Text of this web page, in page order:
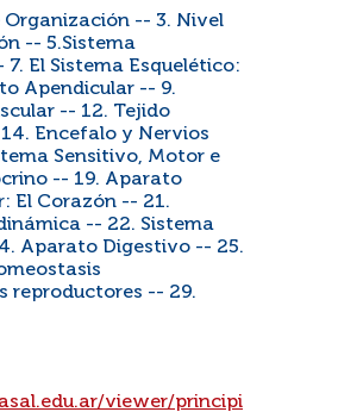
-- 3. Nivel
-- 5.Sistema
El Sistema Esquelético:
Apendicular -- 9.
-- 12. Tejido
Encefalo y Nervios
Sensitivo, Motor e
-- 19. Aparato
El Corazón -- 21.
-- 22. Sistema
Aparato Digestivo -- 25.
reproductores -- 29.
viewer/principi